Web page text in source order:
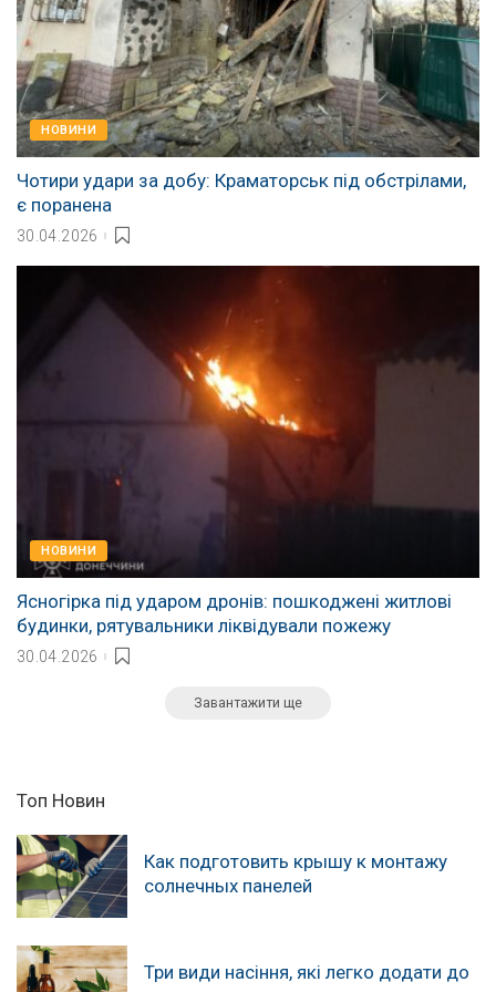
НОВИНИ
Чотири удари за добу: Краматорськ під обстрілами,
є поранена
30.04.2026
НОВИНИ
Ясногірка під ударом дронів: пошкоджені житлові
будинки, рятувальники ліквідували пожежу
30.04.2026
Завантажити ще
Топ Новин
Как подготовить крышу к монтажу
солнечных панелей
Три види насіння, які легко додати до